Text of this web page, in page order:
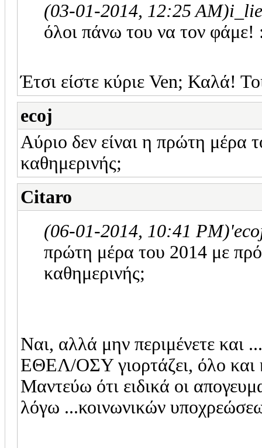
(03-01-2014, 12:25 AM)
όλοι πάνω του να τον φάμε!
Έτσι είστε κύριε Ven; Καλά!
ecoj
Αύριο δεν είναι η πρώτη μέρα
καθημερινής;
Citaro
(06-01-2014, 10:41 PM)
πρώτη μέρα του 2014 με
καθημερινής;
Ναι, αλλά μην περιμένετε και
ΕΘΕΛ/ΟΣΥ γιορτάζει, όλο και
Μαντεύω ότι ειδικά οι
λόγω ...κοινωνικών